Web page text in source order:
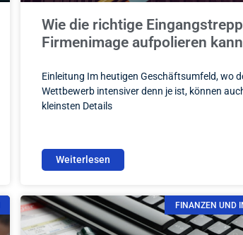
Wie die richtige
Firmenimage aufpolieren kann
Einleitung Im heutigen Geschäftsumfeld, wo
Wettbewerb intensiver denn je ist, können
kleinsten Details
Weiterlesen
FINANZEN UND